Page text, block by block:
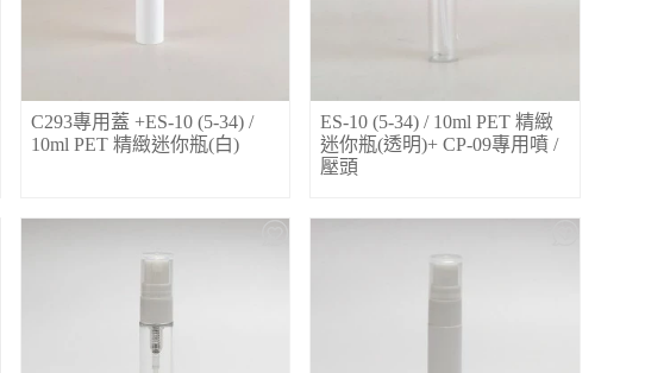
C293專用蓋 +ES-10 (5-34) /
10ml PET 精緻迷你瓶(白)
ES-10 (5-34) / 10ml PET 精緻
迷你瓶(透明)+ CP-09專用噴 /
壓頭